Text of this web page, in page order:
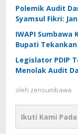
Polemik Audit
Syamsul Fikri:
IWAPI Sumbawa
Bupati
Legislator PDIP
Menolak Audit
oleh zensumbawa
Ikuti Kami Pada